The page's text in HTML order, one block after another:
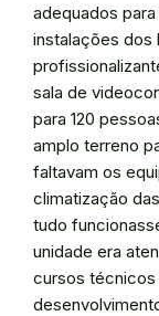
adequados
instalações dos
sala de
para 120
amplo terreno
faltavam os
climatização
tudo
unidade era
cursos